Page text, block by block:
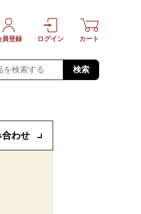
検索
員登録 ログイン カート
合わせ